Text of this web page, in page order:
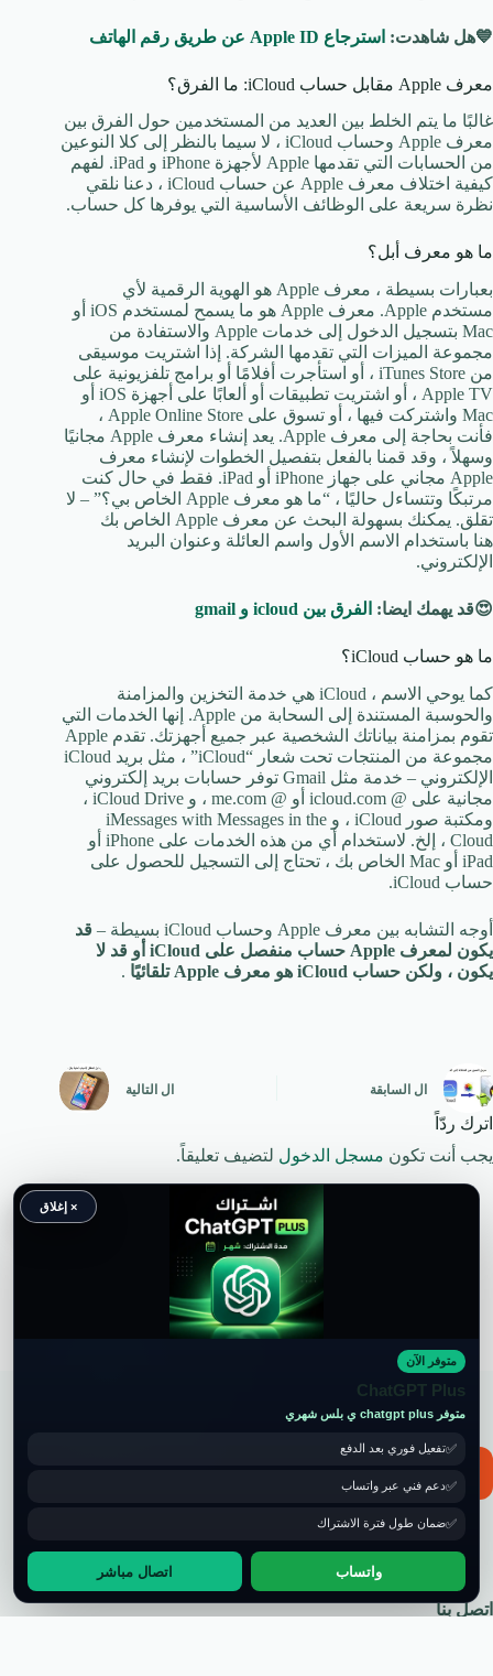
💙هل شاهدت: استرجاع Apple ID عن طريق رقم الهاتف
معرف Apple مقابل حساب iCloud: ما الفرق؟
غالبًا ما يتم الخلط بين العديد من المستخدمين حول الفرق بين
معرف Apple وحساب iCloud ، لا سيما بالنظر إلى كلا النوعين
من الحسابات التي تقدمها Apple لأجهزة iPhone و iPad. لفهم
كيفية اختلاف معرف Apple عن حساب iCloud ، دعنا نلقي
نظرة سريعة على الوظائف الأساسية التي يوفرها كل حساب.
ما هو معرف أبل؟
بعبارات بسيطة ، معرف Apple هو الهوية الرقمية لأي
مستخدم Apple. معرف Apple هو ما يسمح لمستخدم iOS أو
Mac بتسجيل الدخول إلى خدمات Apple والاستفادة من
مجموعة الميزات التي تقدمها الشركة. إذا اشتريت موسيقى
من iTunes Store ، أو استأجرت أفلامًا أو برامج تلفزيونية على
Apple TV ، أو اشتريت تطبيقات أو ألعابًا على أجهزة iOS أو
Mac واشتركت فيها ، أو تسوق على Apple Online Store ،
فأنت بحاجة إلى معرف Apple. يعد إنشاء معرف Apple مجانيًا
وسهلاً ، وقد قمنا بالفعل بتفصيل الخطوات لإنشاء معرف
Apple مجاني على جهاز iPhone أو iPad. فقط في حال كنت
مرتبكًا وتتساءل حاليًا ، “ما هو معرف Apple الخاص بي؟” – لا
تقلق. يمكنك بسهولة البحث عن معرف Apple الخاص بك
هنا باستخدام الاسم الأول واسم العائلة وعنوان البريد
الإلكتروني.
😍قد يهمك ايضا: الفرق بين icloud و gmail
ما هو حساب iCloud؟
كما يوحي الاسم ، iCloud هي خدمة التخزين والمزامنة
والحوسبة المستندة إلى السحابة من Apple. إنها الخدمات التي
تقوم بمزامنة بياناتك الشخصية عبر جميع أجهزتك. تقدم Apple
مجموعة من المنتجات تحت شعار “iCloud” ، مثل بريد iCloud
الإلكتروني – خدمة مثل Gmail توفر حسابات بريد إلكتروني
مجانية على @ icloud.com أو @ me.com ، و iCloud Drive ،
ومكتبة صور iCloud ، و iMessages with Messages in the
Cloud ، إلخ. لاستخدام أي من هذه الخدمات على iPhone أو
iPad أو Mac الخاص بك ، تحتاج إلى التسجيل للحصول على
حساب iCloud.
أوجه التشابه بين معرف Apple وحساب iCloud بسيطة –
قد
يكون لمعرف Apple حساب منفصل على iCloud أو قد لا
يكون ، ولكن حساب iCloud هو معرف Apple تلقائيًا
.
ال السابقة ال التالية
اترك ردّاً
يجب أنت تكون مسجل الدخول لتضيف تعليقاً.
حقوق النشر محفوظة لموقع ويكي موب
اتصل بنا
× إغلاق
متوفر الآن
ChatGPT Plus
متوفر chatgpt plus ي بلس شهري
تفعيل فوري بعد الدفع
دعم فني عبر واتساب
ضمان طول فترة الاشتراك
واتساب اتصال مباشر